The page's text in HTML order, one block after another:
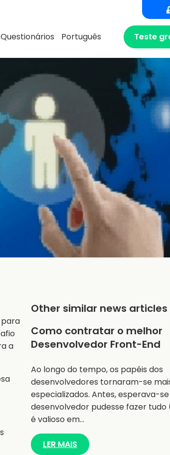
Questionários Português Teste
a
Other similar news articles
Como contratar o melhor
Desenvolvedor Front-End
Ao longo do tempo, os papéis dos
desenvolvedores tornaram-se
especializados. Antes, esperava-
desenvolvedor pudesse fazer tudo
é valioso em…
LER MAIS